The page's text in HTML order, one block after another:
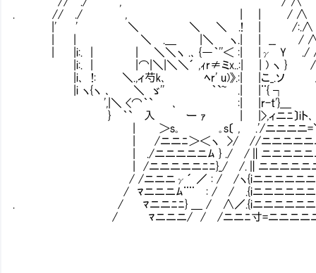
. // ./ , | | / ∧
|' ' ＼ ＼ ＼ .! | /:.∧
| | ＼ .＿ |＼ ヽ.| | __ / ∧ 大邪神ヤ
| |i:. | | ＼＼ヽ .､ {―｀''＜ :| |γ Y ./
|i:. | |⌒|＼|＼＼´ ,ｨr≠ミx..:| | ) ヽ } / ∧ そしてネ
|i､ !: ＼.,ィ芍k､ ﾍr' u)》.:| |こ_.ソ
|i ヽ{ヽ ､ ＼ ゞ'' ｀`~ .| |¨{ ┐
',|＼ <⌒｀` ､ :| |r-t'}＿
} ｀` 入 ー ｧ | |>,ィニﾆ〕iト､
| ＞s｡ ｡s〔 , .'/ニニニニ
| /ニニﾆ＞＜ヽ >/ //ニニニニニ
| ./ニニニニニﾑ } ./ /∥ニニニニニニ
| /ニニニニニﾆﾆ}_/ /.∥ニニニニニニ
/ /ニニニγ´ ／ : / /ヽ{iニニニニニ
/ ﾏニニニﾑ¨¨ : / / .{iニニニニニニニ
. / ﾏニニﾆﾆ} ＿ / ∧／.{iニニニニニ
/ ﾏニニニ/ / /ニニﾆ寸=ニニニ